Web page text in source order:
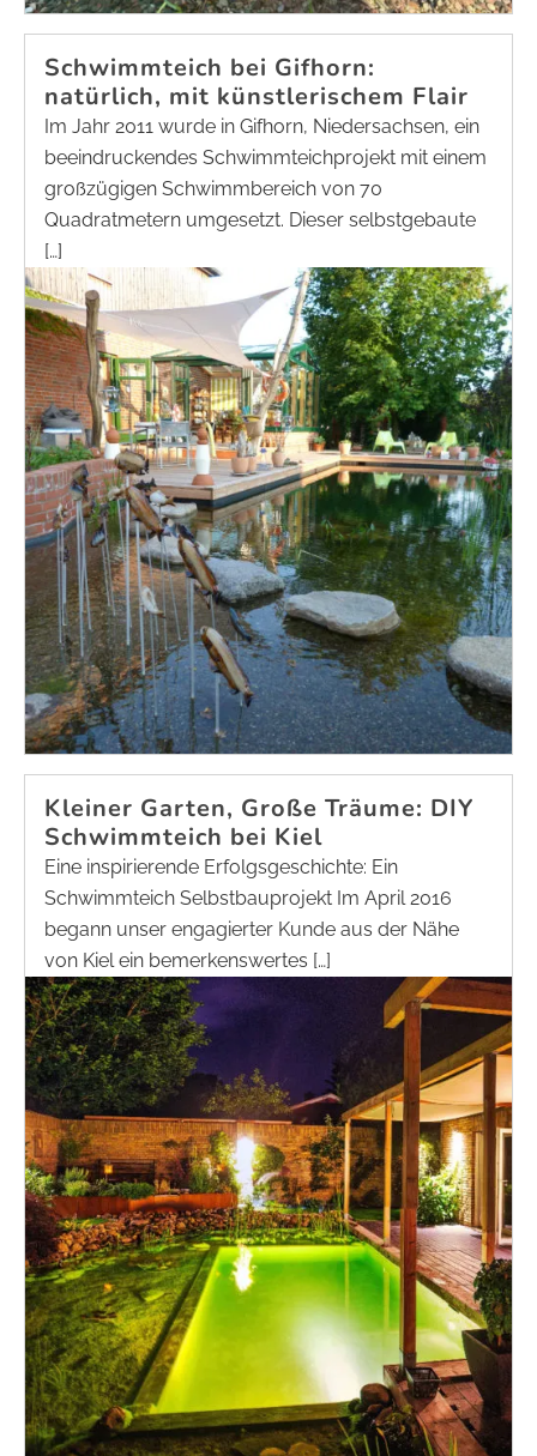
Schwimmteich bei Gifhorn:
natürlich, mit künstlerischem Flair
Im Jahr 2011 wurde in Gifhorn, Niedersachsen, ein
beeindruckendes Schwimmteichprojekt mit einem
großzügigen Schwimmbereich von 70
Quadratmetern umgesetzt. Dieser selbstgebaute
[…]
Kleiner Garten, Große Träume: DIY
Schwimmteich bei Kiel
Eine inspirierende Erfolgsgeschichte: Ein
Schwimmteich Selbstbauprojekt Im April 2016
begann unser engagierter Kunde aus der Nähe
von Kiel ein bemerkenswertes […]